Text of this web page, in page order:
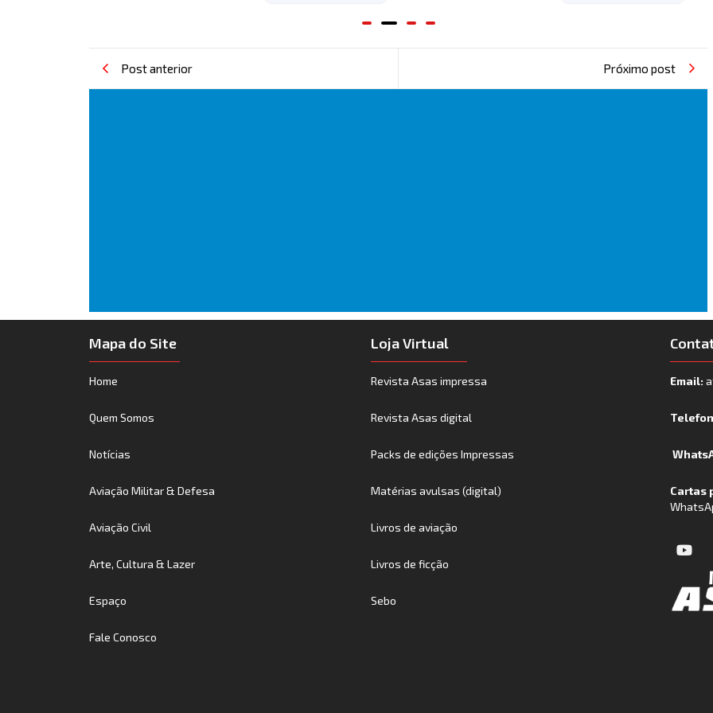
Post anterior Próximo post
Mapa do Site
Home
Quem Somos
Notícias
Aviação Militar & Defesa
Aviação Civil
Arte, Cultura & Lazer
Espaço
Fale Conosco
Loja Virtual
Revista Asas impressa
Revista Asas digital
Packs de edições Impressas
Matérias avulsas (digital)
Livros de aviação
Livros de ficção
Sebo
Email:
Cartas